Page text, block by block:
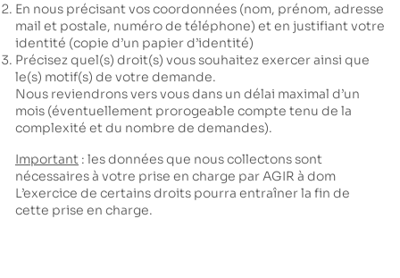
En nous précisant vos coordonnées (nom, prénom, adresse
mail et postale, numéro de téléphone) et en justifiant votre
identité (copie d’un papier d’identité)
Précisez quel(s) droit(s) vous souhaitez exercer ainsi que
le(s) motif(s) de votre demande.
Nous reviendrons vers vous dans un délai maximal d’un
mois (éventuellement prorogeable compte tenu de la
complexité et du nombre de demandes).
Important : les données que nous collectons sont
nécessaires à votre prise en charge par AGIR à dom
L’exercice de certains droits pourra entraîner la fin de
cette prise en charge.